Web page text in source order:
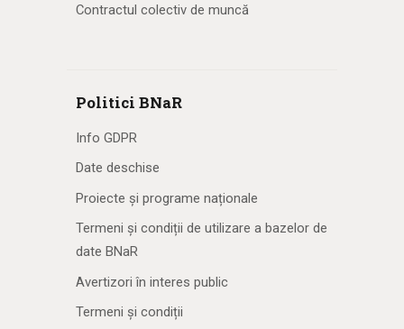
Contractul colectiv de muncă
Politici BNaR
Info GDPR
Date deschise
Proiecte și programe naționale
Termeni și condiții de utilizare a bazelor de
date BNaR
Avertizori în interes public
Termeni și condiții